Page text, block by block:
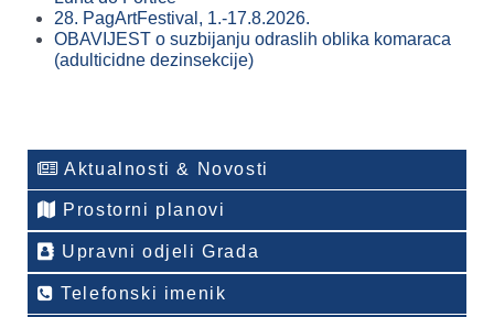
28. PagArtFestival, 1.-17.8.2026.
OBAVIJEST o suzbijanju odraslih oblika komaraca
(adulticidne dezinsekcije)
Aktualnosti & Novosti
Prostorni planovi
Upravni odjeli Grada
Telefonski imenik